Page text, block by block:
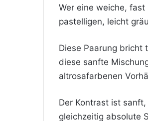
Wer eine weiche,
pastelligen, leicht
Diese Paarung bricht
diese sanfte
altrosafarbenen
Der Kontrast ist
gleichzeitig absolute